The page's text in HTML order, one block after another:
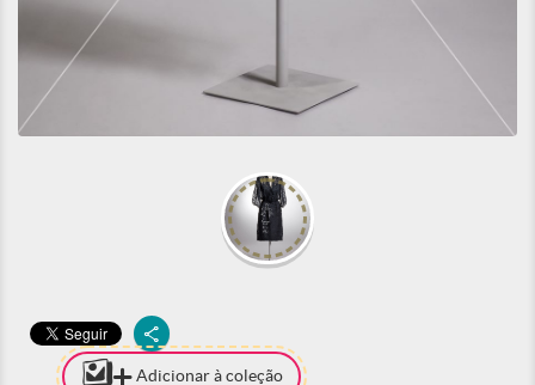
Adicionar à coleção